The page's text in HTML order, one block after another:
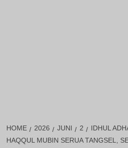
HOME 2026 JUNI 2
IDHUL
HAQQUL MUBIN SERUA TANGSEL,